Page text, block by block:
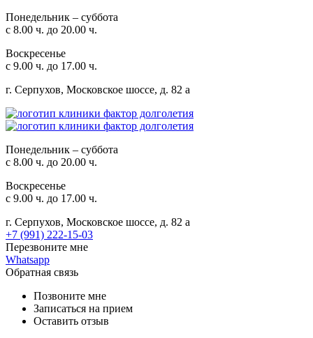
Понедельник – суббота
с 8.00 ч. до 20.00 ч.
Воскресенье
с 9.00 ч. до 17.00 ч.
г. Серпухов, Московское шоссе, д. 82 а
Понедельник – суббота
с 8.00 ч. до 20.00 ч.
Воскресенье
с 9.00 ч. до 17.00 ч.
г. Серпухов, Московское шоссе, д. 82 а
+7 (991) 222-15-03
Перезвоните мне
Whatsapp
Обратная связь
Позвоните мне
Записаться на прием
Оставить отзыв